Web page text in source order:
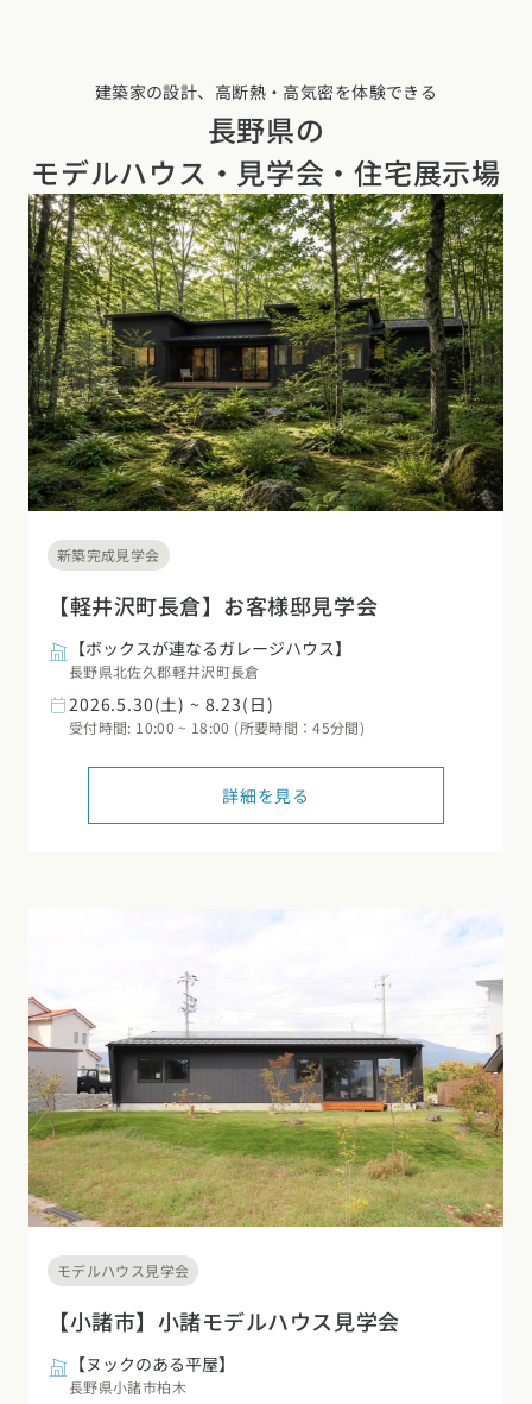
建築家の設計、高断熱・高気密を体験できる
長野県の
モデルハウス・見学会・住宅展示場
新築完成見学会
【軽井沢町長倉】お客様邸見学会
【ボックスが連なるガレージハウス】
長野県北佐久郡軽井沢町長倉
2026.5.30(土) ~ 8.23(日)
受付時間: 10:00 ~ 18:00 (所要時間：45分間)
詳細を見る
モデルハウス見学会
【小諸市】小諸モデルハウス見学会
【ヌックのある平屋】
長野県小諸市柏木